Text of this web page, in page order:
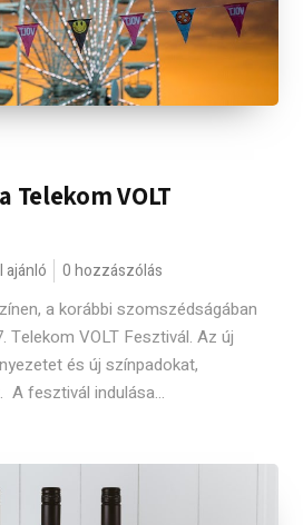
Telekom VOLT
ajánló 0 hozzászólás
a korábbi szomszédságában
Telekom VOLT Fesztivál. Az új
és új színpadokat,
A fesztivál indulása...